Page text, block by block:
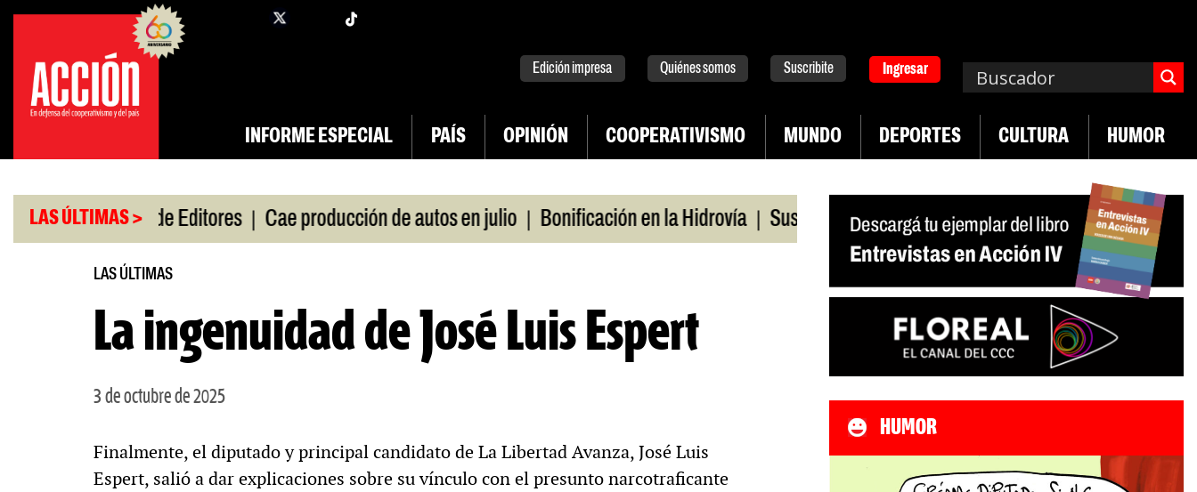
Saltar
contenido
facebook
Edición impresa Quiénes somos Suscribite Ingresar
INFORME ESPECIAL PAÍS OPINIÓN COOPERATIVISMO MUNDO DEPORTES CULTURA HUMOR
LAS ÚLTIMAS >
gira | Feria de Editores | Cae producción de autos en julio | Bonificación en la Hidrovía | Suspenden desregulación del practicaje | Denuncias por
LAS ÚLTIMAS
La ingenuidad de José Luis Espert
3 de octubre de 2025
Finalmente, el diputado y principal candidato de La Libertad Avanza, José Luis
Espert, salió a dar explicaciones sobre su vínculo con el presunto narcotraficante
HUMOR